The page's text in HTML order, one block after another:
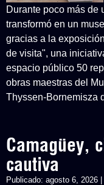
Durante poco más de
transformó en un
gracias a la
de visita", una
espacio público 50
obras maestras del
Thyssen-Bornemisza
Camagüey,
cautiva
Publicado: agosto 6, 2026 |